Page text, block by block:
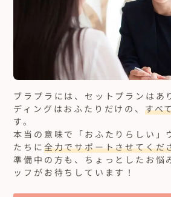
ブラプラには、セットプランはあ
ディングはおふたりだけの、 すべ
す。
本当の意味で「おふたりらしい」
たちに 全力でサポートさせてくだ
準備中の方も、ちょっとしたお悩
ッフがお待ちしています！